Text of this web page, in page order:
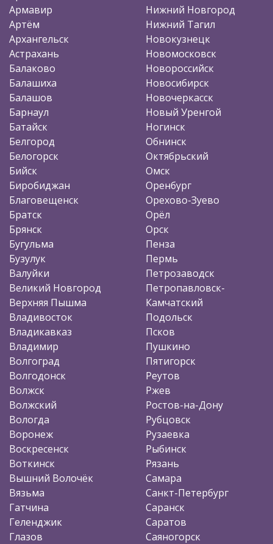
Армавир
Артём
Архангельск
Астрахань
Балаково
Балашиха
Балашов
Барнаул
Батайск
Белгород
Белогорск
Бийск
Биробиджан
Благовещенск
Братск
Брянск
Бугульма
Бузулук
Валуйки
Великий Новгород
Верхняя Пышма
Владивосток
Владикавказ
Владимир
Волгоград
Волгодонск
Волжск
Волжский
Вологда
Воронеж
Воскресенск
Воткинск
Вышний Волочёк
Вязьма
Гатчина
Геленджик
Глазов
Нижний Новгород
Нижний Тагил
Новокузнецк
Новомосковск
Новороссийск
Новосибирск
Новочеркасск
Новый Уренгой
Ногинск
Обнинск
Октябрьский
Омск
Оренбург
Орехово-Зуево
Орёл
Орск
Пенза
Пермь
Петрозаводск
Петропавловск-
Камчатский
Подольск
Псков
Пушкино
Пятигорск
Реутов
Ржев
Ростов-на-Дону
Рубцовск
Рузаевка
Рыбинск
Рязань
Самара
Санкт-Петербург
Саранск
Саратов
Саяногорск